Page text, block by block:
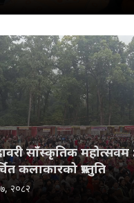
साँस्कृतिक महोत्सवम
कलाकारको प्रस्तुति
२०८२